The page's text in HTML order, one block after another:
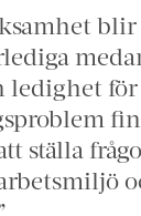
ledighet för
ställa